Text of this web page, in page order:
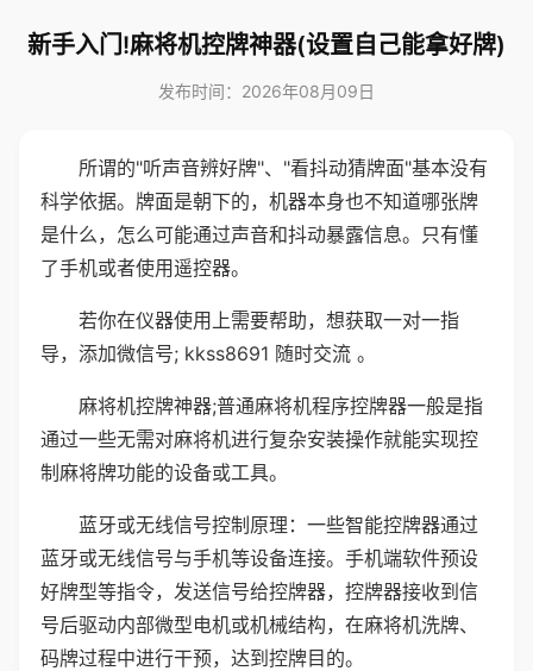
新手入门!麻将机控牌神器(设置自己能拿好牌)
发布时间：2026年08月09日
所谓的"听声音辨好牌"、"看抖动猜牌面"基本没有
科学依据。牌面是朝下的，机器本身也不知道哪张牌
是什么，怎么可能通过声音和抖动暴露信息。只有懂
了手机或者使用遥控器。
若你在仪器使用上需要帮助，想获取一对一指
导，添加微信号; kkss8691 随时交流 。
麻将机控牌神器;普通麻将机程序控牌器一般是指
通过一些无需对麻将机进行复杂安装操作就能实现控
制麻将牌功能的设备或工具。
蓝牙或无线信号控制原理：一些智能控牌器通过
蓝牙或无线信号与手机等设备连接。手机端软件预设
好牌型等指令，发送信号给控牌器，控牌器接收到信
号后驱动内部微型电机或机械结构，在麻将机洗牌、
码牌过程中进行干预，达到控牌目的。